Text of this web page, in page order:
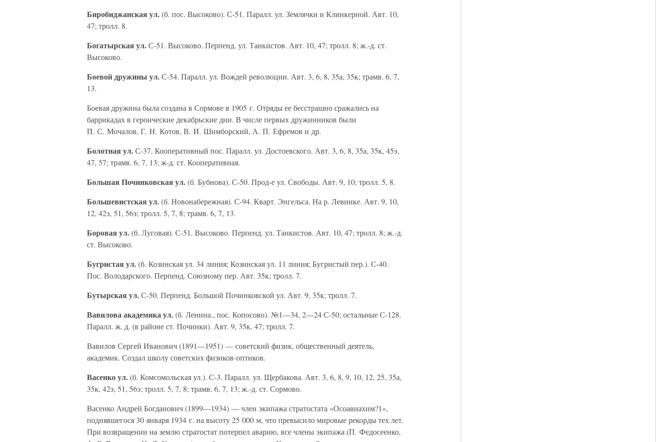
Биробиджанская ул.(б. пос. Высоково). С-51. Паралл. ул. Землячки и Клинкерной. Авт. 10,
47; тролл. 8.
Богатырская ул.С-51. Высоково. Перпенд. ул. Танкистов. Авт. 10, 47; тролл. 8; ж.-д. ст.
Высоково.
Боевой дружины ул.С-54. Паралл. ул. Вождей революции. Авт. 3, 6, 8, 35а, 35к; трамв. 6, 7,
13.
Боевая дружина была создана в Сормове в 1905 г. Отряды ее бесстрашно сражались на
баррикадах в героические декабрьские дни. В числе первых дружинников были
П. С. Мочалов, Г. Н. Котов, В. И. Шимборский, А. П. Ефремов и др.
Болотная ул.С-37. Кооперативный пос. Паралл. ул. Достоевского. Авт. 3, 6, 8, 35а, 35к, 45э,
47, 57; трамв. 6, 7, 13; ж-д. ст. Кооперативная.
Большая Починковская ул.(б. Бубнова). С-50. Прод-е ул. Свободы. Авт. 9, 10; тролл. 5, 8.
Большевистская ул.(б. Новонабережная). С-94. Кварт. Энгельса. На р. Левинке. Авт. 9, 10,
12, 42э, 51, 56э; тролл. 5, 7, 8; трамв. 6, 7, 13.
Боровая ул.(б. Луговая). С-51. Высоково. Перпенд. ул. Танкистов. Авт. 10, 47; тролл. 8; ж.-д.
ст. Высоково.
Бугристая ул.(б. Козинская ул. 34 линия; Козинская ул. 11 линия; Бугристый пер.). С-40.
Пос. Володарского. Перпенд. Союзному пер. Авт. 35к; тролл. 7.
Бутырская ул.С-50. Перпенд. Большой Починковской ул. Авт. 9, 35к; тролл. 7.
Вавилова академика ул.(б. Ленина., пос. Копосово). №1—34, 2—24 С-50; остальные С-128.
Паралл. ж. д. (в районе ст. Починки). Авт. 9, 35к, 47; тролл. 7.
Вавилов Сергей Иванович (1891—1951) — советский физик, общественный деятель,
академик. Создал школу советских физиков-оптиков.
Васенко ул.(б. Комсомольская ул.). С-3. Паралл. ул. Щербакова. Авт. 3, 6, 8, 9, 10, 12, 25, 35а,
35к, 42э, 51, 56э; тролл. 5, 7, 8; трамв. 6, 7, 13; ж.-д. ст. Сормово.
Васенко Андрей Богданович (1899—1934) — член экипажа стратостата «Осоавиахим?1»,
поднявшегося 30 января 1934 г. на высоту 25 000 м, что превысило мировые рекорды тех лет.
При возвращении на землю стратостат потерпел аварию, все члены экипажа (П. Федосеенко,